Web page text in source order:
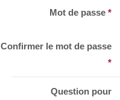
Mot de passe *
Confirmer le mot de passe
*
Question pour